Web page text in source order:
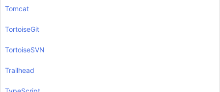
Tomcat
TortoiseGit
TortoiseSVN
Trailhead